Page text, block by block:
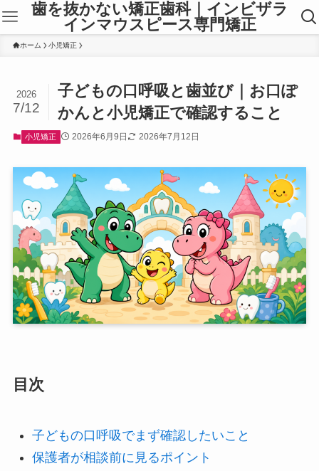
歯を抜かない矯正歯科｜インビザラ
インマウスピース専門矯正
ホーム 小児矯正
子どもの口呼吸と歯並び｜お口ぽ
かんと小児矯正で確認すること
2026
7/12
小児矯正 2026年6月9日 2026年7月12日
目次
子どもの口呼吸でまず確認したいこと
保護者が相談前に見るポイント